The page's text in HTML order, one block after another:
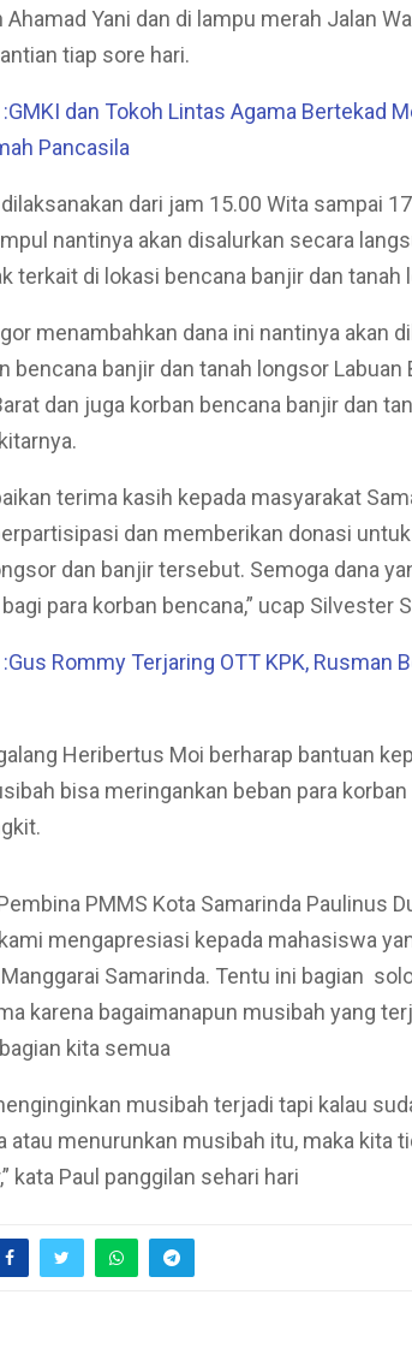
Ahamad Yani dan di lampu merah Jalan
tiap sore hari.
:GMKI dan Tokoh Lintas Agama Bertekad
Pancasila
dari jam 15.00 Wita sampai
nantinya akan disalurkan secara
terkait di lokasi bencana banjir dan tanah
menambahkan dana ini nantinya akan
bencana banjir dan tanah longsor Labuan
dan juga korban bencana banjir dan
terima kasih kepada masyarakat
dan memberikan donasi
dan banjir tersebut. Semoga dana
para korban bencana,” ucap Silvester
:Gus Rommy Terjaring OTT KPK, Rusman
Heribertus Moi berharap bantuan
bisa meringankan beban para
PMMS Kota Samarinda Paulinus
mengapresiasi kepada mahasiswa
Samarinda. Tentu ini bagian
karena bagaimanapun musibah yang
kita semua
musibah terjadi tapi kalau
atau menurunkan musibah itu, maka kita
kata Paul panggilan sehari hari